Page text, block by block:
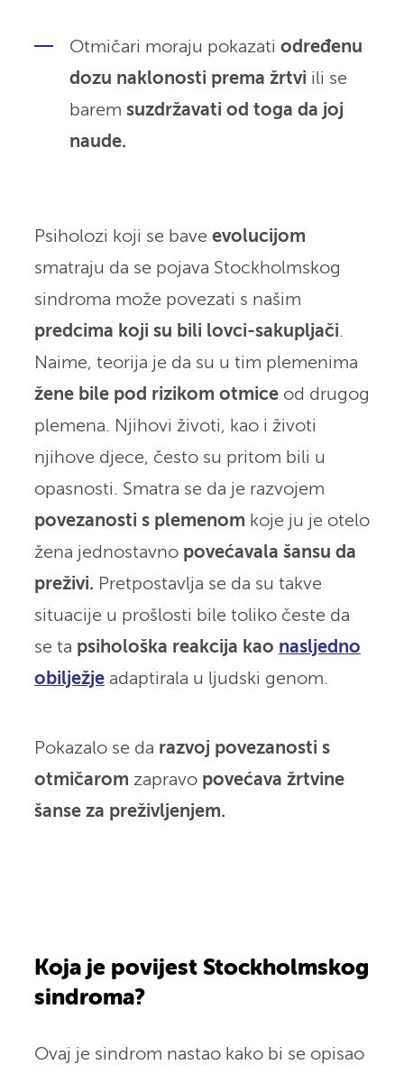
Otmičari moraju pokazati određenu
dozu naklonosti prema žrtvi ili se
barem suzdržavati od toga da joj
naude.
Psiholozi koji se bave evolucijom
smatraju da se pojava Stockholmskog
sindroma može povezati s našim
predcima koji su bili lovci-sakupljači.
Naime, teorija je da su u tim plemenima
žene bile pod rizikom otmice od drugog
plemena. Njihovi životi, kao i životi
njihove djece, često su pritom bili u
opasnosti. Smatra se da je razvojem
povezanosti s plemenom koje ju je otelo
žena jednostavno povećavala šansu da
preživi. Pretpostavlja se da su takve
situacije u prošlosti bile toliko česte da
se ta psihološka reakcija kao nasljedno
obilježjeadaptirala u ljudski genom.
Pokazalo se da razvoj povezanosti s
otmičarom zapravopovećava žrtvine
šanse za preživljenjem.
Koja je povijest Stockholmskog
sindroma?
Ovaj je sindrom nastao kako bi se opisao